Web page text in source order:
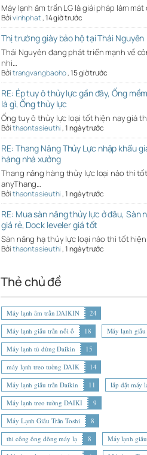
Máy lạnh âm trần LG là giải pháp làm
Bởivinhphat,14 giờ trước
Thị trường giày bảo hộ tại Thái Nguyên
Thái Nguyên đang phát triển mạnh về
nhi…
Bởitrangvangbaoho,15 giờ trước
RE: Ép tuy ô thủy lực gần đây, Ống
là gì, Ống thủy lực
Ống tuy ô thủy lực loại tốt hiện nay giá
Bởithaontasieuthi,1 ngày trước
RE: Thang Nâng Thủy Lực nhập khẩu
hàng nhà xưởng
Thang nâng hàng thủy lực loại nào thì
anyThang…
Bởithaontasieuthi,1 ngày trước
RE: Mua sàn nâng thủy lực ở đâu, Sàn
giá rẻ, Dock leveler giá tốt
Sàn nâng hạ thủy lực loại nào thì tốt
Bởithaontasieuthi,1 ngày trước
Thẻ chủ đề
Máy lạnh âm trần DAIKIN
24
Máy lạnh giấu trần nối ố
18 Máy lạnh
Máy lạnh tủ đứng Daikin
15
máy lạnh treo tường DAIK
14
Máy lạnh giấu trần Daikin
11 lắp đặt máy
Máy lạnh treo tường DAIKI
9
Máy Lạnh Giấu Trần Toshi
8
thi công ống đồng máy lạ
8 Máy lạnh giấu